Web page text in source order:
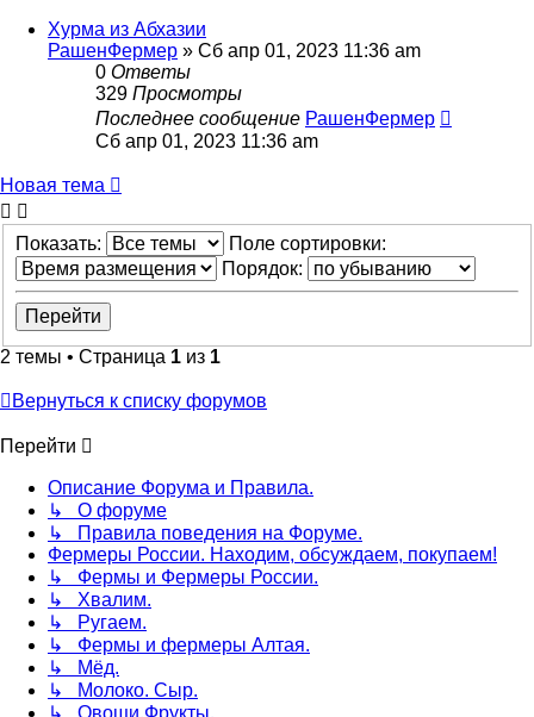
Хурма из Абхазии
РашенФермер » Сб апр 01, 2023 11:36 am
0 Ответы
329 Просмотры
Последнее сообщение РашенФермер
Сб апр 01, 2023 11:36 am
Новая тема
Показать:
Поле сортировки:
Порядок:
2 темы • Страница 1 из 1
Вернуться к списку форумов
Перейти
Описание Форума и Правила.
↳ О форуме
↳ Правила поведения на Форуме.
Фермеры России. Находим, обсуждаем, покупаем!
↳ Фермы и Фермеры России.
↳ Хвалим.
↳ Ругаем.
↳ Фермы и фермеры Алтая.
↳ Мёд.
↳ Молоко. Сыр.